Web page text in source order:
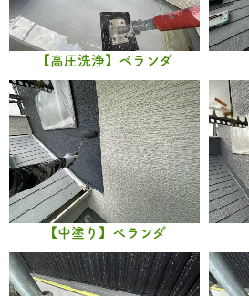
【高圧洗浄】ベランダ
【中塗り】ベランダ